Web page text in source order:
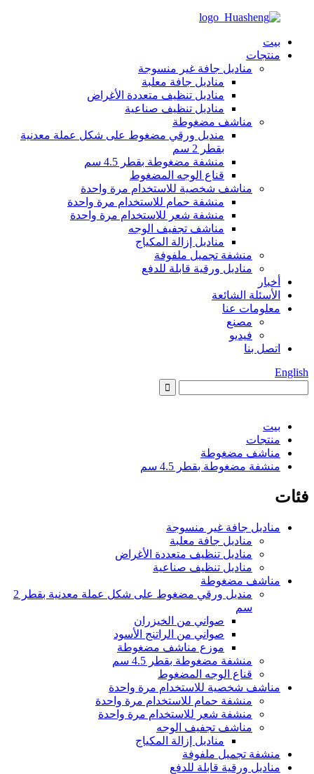
بيت
منتجات
مناديل جافة غير منسوجة
مناديل جافة معلبة
مناديل تنظيف متعددة الأغراض
مناديل تنظيف صناعية
مناشف مضغوطة
منديل ورقي مضغوط على شكل عملة معدنية
بقطر 2 سم
منشفة مضغوطة بقطر 4.5 سم
قناع الوجه المضغوط
مناشف شخصية للاستخدام مرة واحدة
منشفة حمام للاستخدام مرة واحدة
منشفة شعر للاستخدام مرة واحدة
مناشف تجفيف الوجه
مناديل إزالة المكياج
منشفة تجميل ملفوفة
مناديل ورقية قابلة للدفع
أخبار
الأسئلة الشائعة
معلومات عنا
مصنع
فيديو
اتصل بنا
English
بيت
منتجات
مناشف مضغوطة
منشفة مضغوطة بقطر 4.5 سم
فئات
مناديل جافة غير منسوجة
مناديل جافة معلبة
مناديل تنظيف متعددة الأغراض
مناديل تنظيف صناعية
مناشف مضغوطة
منديل ورقي مضغوط على شكل عملة معدنية بقطر 2
سم
صواني من الخيزران
صواني من الراتنج الأسود
موزع مناشف مضغوطة
منشفة مضغوطة بقطر 4.5 سم
قناع الوجه المضغوط
مناشف شخصية للاستخدام مرة واحدة
منشفة حمام للاستخدام مرة واحدة
منشفة شعر للاستخدام مرة واحدة
مناشف تجفيف الوجه
مناديل إزالة المكياج
منشفة تجميل ملفوفة
مناديل ورقية قابلة للدفع